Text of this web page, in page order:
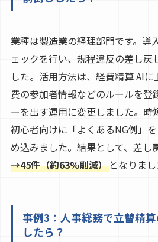
業種は製造業の経理部門です。導
ェックを行い、規程違反の差し戻
した。活用方法は、経費精算 AI
費の参加者情報などのルールを登
ーを出す運用に変更しました。時
初心者向けに「よくあるNG例」
め込みました。結果として、差し
→45件（約63%削減）となりまし
事例3：人事総務で立替精
したら？